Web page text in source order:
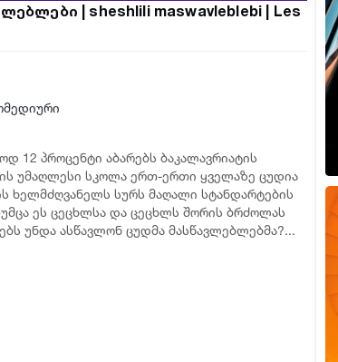
| sheshlili maswavleblebi | Les
12 პროცენტი აბარებს ბაკალავრიატის
უმაღლესი სკოლა ერთ-ერთი ყველაზე ცუდია
ხელმძღვანელს სურს მაღალი სტანდარტების
ეს ცეცხლსა და ცეცხლს შორის ბრძოლას
უნდა ასწავლონ ცუდმა მასწავლებლებმა?...